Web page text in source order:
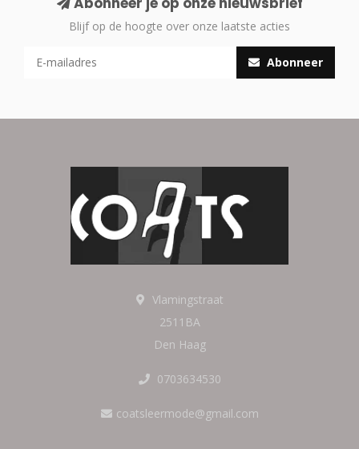
Blijf op de hoogte over onze laatste acties
Abonneer
Vlamingstraat
2511BA
Den Haag
0703634530
coatsleermode@gmail.com